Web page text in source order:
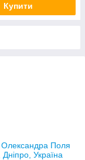
Купити
Поля
Україна